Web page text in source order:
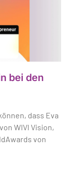
bei den
dass Eva
WIVI Vision,
von